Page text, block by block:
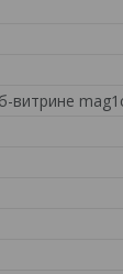
витрине